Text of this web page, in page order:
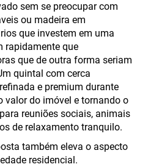
sem se preocupar com
ou madeira em
que investem em uma
rapidamente que
que de outra forma seriam
quintal com cerca
e premium durante
valor do imóvel e tornando o
reuniões sociais, animais
de relaxamento tranquilo.
também eleva o aspecto
residencial.